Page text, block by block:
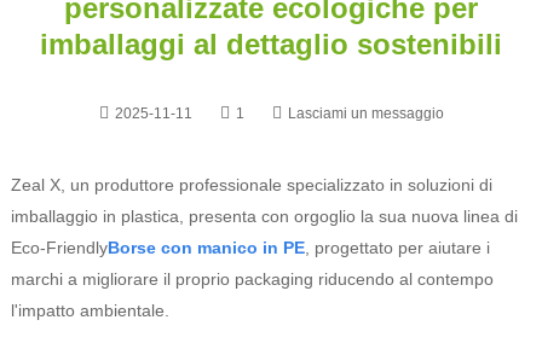
personalizzate ecologiche per
imballaggi al dettaglio sostenibili
2025-11-11 1 Lasciami un messaggio
Zeal X, un produttore professionale specializzato in soluzioni di
imballaggio in plastica, presenta con orgoglio la sua nuova linea di
Eco-FriendlyBorse con manico in PE, progettato per aiutare i
marchi a migliorare il proprio packaging riducendo al contempo
l'impatto ambientale.